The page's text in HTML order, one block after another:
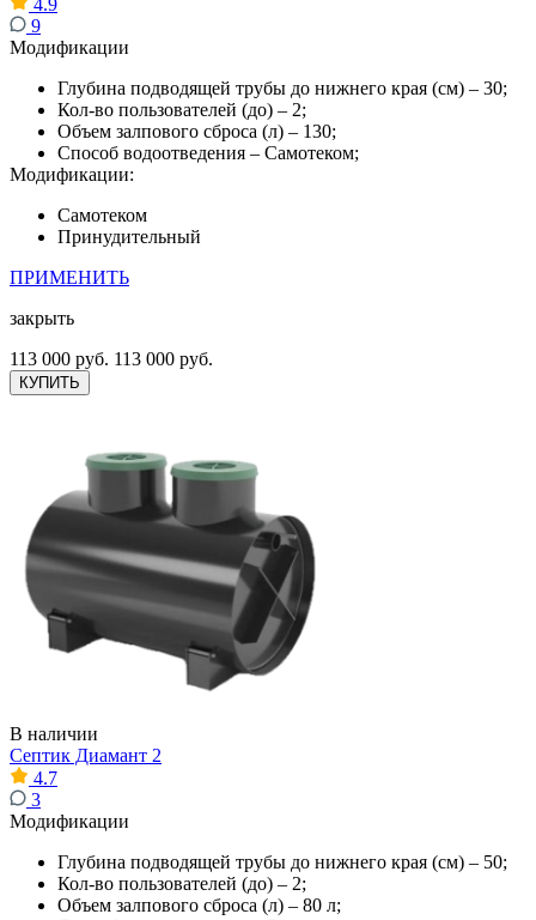
9
Модификации
Глубина подводящей трубы до нижнего края (см) – 30;
Кол-во пользователей (до) – 2;
Объем залпового сброса (л) – 130;
Способ водоотведения – Самотеком;
Модификации:
Самотеком
Принудительный
ПРИМЕНИТЬ
закрыть
113 000 руб. 113 000 руб.
КУПИТЬ
В наличии
Септик Диамант 2
4.7
3
Модификации
Глубина подводящей трубы до нижнего края (см) – 50;
Кол-во пользователей (до) – 2;
Объем залпового сброса (л) – 80 л;